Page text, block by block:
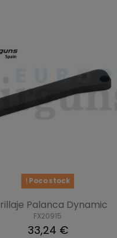
Poco stock
Palanca Dynamic
FX20915
33,24 €